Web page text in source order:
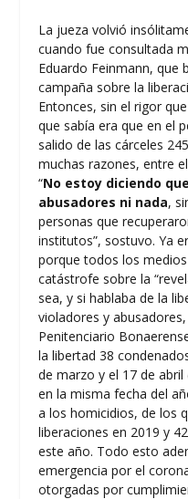
La jueza volvió
cuando fue consultada
Eduardo Feinmann, que
campaña sobre la
Entonces, sin el rigor
que sabía era que en el
salido de las cárceles
muchas razones, entre
“No estoy diciendo
abusadores ni nada,
personas que
institutos”, sostuvo. Ya
porque todos los
catástrofe sobre la
sea, y si hablaba de la
violadores y
Penitenciario
la libertad 38
de marzo y el 17 de
en la misma fecha del
a los homicidios, de los
liberaciones en 2019 y
este año. Todo esto
emergencia por el
otorgadas por